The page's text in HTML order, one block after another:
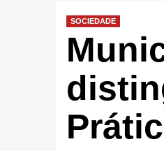
SOCIEDADE